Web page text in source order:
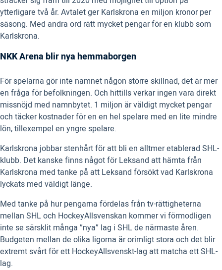
ytterligare två år. Avtalet ger Karlskrona en miljon kronor per
säsong. Med andra ord rätt mycket pengar för en klubb som
Karlskrona.
NKK Arena blir nya hemmaborgen
För spelarna gör inte namnet någon större skillnad, det är mer
en fråga för befolkningen. Och hittills verkar ingen vara direkt
missnöjd med namnbytet. 1 miljon är väldigt mycket pengar
och täcker kostnader för en en hel spelare med en lite mindre
lön, tillexempel en yngre spelare.
Karlskrona jobbar stenhårt för att bli en alltmer etablerad SHL-
klubb. Det kanske finns något för Leksand att hämta från
Karlskrona med tanke på att Leksand försökt vad Karlskrona
lyckats med väldigt länge.
Med tanke på hur pengarna fördelas från tv-rättigheterna
mellan SHL och HockeyAllsvenskan kommer vi förmodligen
inte se särsklit många ”nya” lag i SHL de närmaste åren.
Budgeten mellan de olika ligorna är orimligt stora och det blir
extremt svårt för ett HockeyAllsvenskt-lag att matcha ett SHL-
lag.